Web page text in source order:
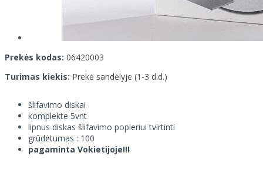
Prekės kodas: 06420003
Turimas kiekis: Prekė sandėlyje (1-3 d.d.)
šlifavimo diskai
komplekte 5vnt
lipnus diskas šlifavimo popieriui tvirtinti
grūdėtumas : 100
pagaminta Vokietijoje!!!